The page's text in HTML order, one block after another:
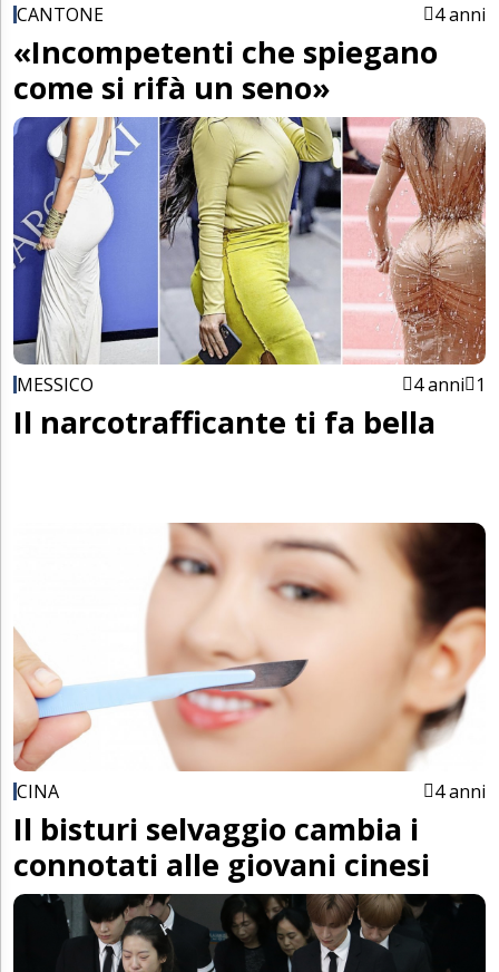
CANTONE 4 anni
«Incompetenti che spiegano
come si rifà un seno»
MESSICO 4 anni 1
Il narcotrafficante ti fa bella
CINA 4 anni
Il bisturi selvaggio cambia i
connotati alle giovani cinesi